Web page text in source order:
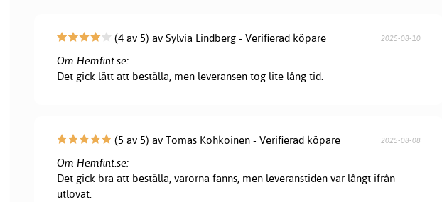
(4 av 5) av Sylvia Lindberg - Verifierad köpare 2025-08-10
Om Hemfint.se:
Det gick lätt att beställa, men leveransen tog lite lång tid.
(5 av 5) av Tomas Kohkoinen - Verifierad köpare 2025-08-08
Om Hemfint.se:
Det gick bra att beställa, varorna fanns, men leveranstiden var långt ifrån
utlovat.